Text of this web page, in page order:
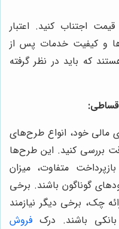
اجتناب کنید. اعتبار
و کیفیت خدمات پس از
که باید در نظر گرفته
مالی خود، انواع طرح‌های
بررسی کنید. این طرح‌ها
متفاوت، میزان
گوناگون باشند. برخی
چک، برخی دیگر نیازمند
باشند. درک فروش